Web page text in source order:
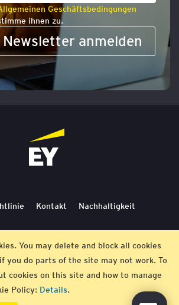
You may delete and block all cookies
you do parts of the site may not work. To
cookies on this site and how to manage
Policy: Details.
Geschäftsbedingungen
ihnen zu.
Newsletter anmelden
Kontakt Nachhaltigkeit
Impressum
|Datenschutz-Bestimmungen